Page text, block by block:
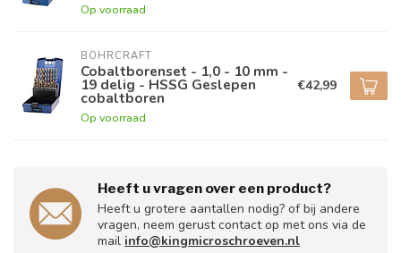
Op voorraad
BOHRCRAFT
Cobaltborenset - 1,0 - 10 mm -
19 delig - HSSG Geslepen
cobaltboren
Op voorraad
€42,99
Heeft u vragen over een product?
Heeft u grotere aantallen nodig? of bij andere
vragen, neem gerust contact op met ons via de
mail info@kingmicroschroeven.nl